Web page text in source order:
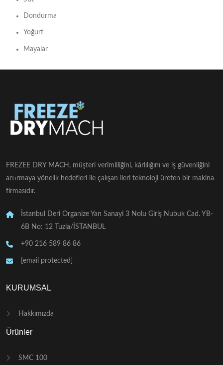
Dondurma
Yoğurt
Mayalar
FREZEE DRY MACH, müşteri verimliliğini, kârlılığını ve iş güvenliğini
artırmaya yönelik hedefleri ile çalışan ileri teknoloji üreten bir makina
firmasıdır.
İstanbul Deri Organize Yan Sanayi 3 Nolu Giriş Nubuk Cad. YB-
6B No: 12 Tuzla/İSTANBUL
+90 216 589 86 86
[email protected]
KURUMSAL
Hakkımızda
Ürünler
SMC 100